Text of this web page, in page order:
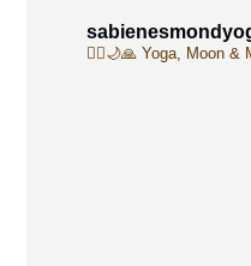
🧘‍♀️🌙🙏 Yoga, Moon &